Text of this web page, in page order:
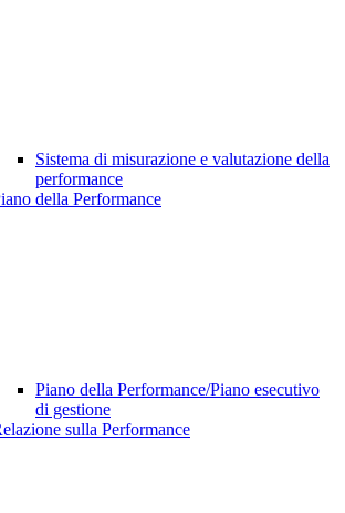
Sistema di misurazione e valutazione della
performance
della Performance
Piano della Performance/Piano esecutivo
di gestione
sulla Performance